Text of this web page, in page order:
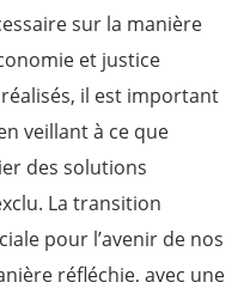
sur la manière
et justice
il est important
veillant à ce que
des solutions
La transition
pour l’avenir de nos
réfléchie, avec une